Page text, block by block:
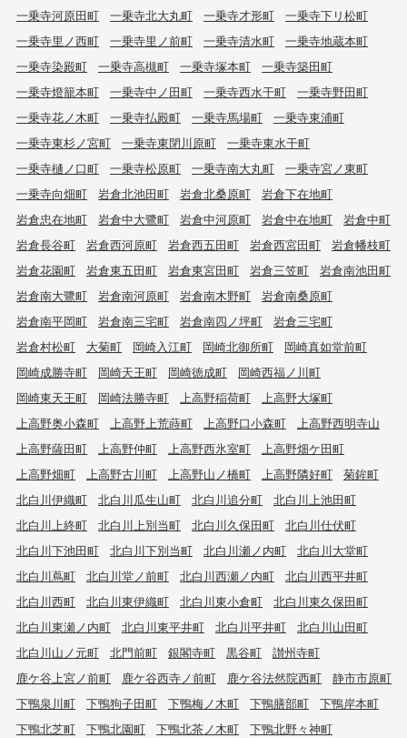
一乗寺河原田町 一乗寺北大丸町 一乗寺才形町
一乗寺下リ松町
一乗寺里ノ西町
一乗寺里ノ前町 一乗寺清水町
一乗寺地蔵本町
一乗寺染殿町
一乗寺高槻町 一乗寺塚本町
一乗寺築田町
一乗寺燈籠本町
一乗寺中ノ田町 一乗寺西水干町
一乗寺野田町
一乗寺花ノ木町
一乗寺払殿町 一乗寺馬場町
一乗寺東浦町
一乗寺東杉ノ宮町
一乗寺東閉川原町
一乗寺東水干町
一乗寺樋ノ口町
一乗寺松原町 一乗寺南大丸町
一乗寺宮ノ東町
一乗寺向畑町
岩倉北池田町 岩倉北桑原町
岩倉下在地町
岩倉忠在地町
岩倉中大鷺町 岩倉中河原町 岩倉中在地町
岩倉中町
岩倉長谷町
岩倉西河原町 岩倉西五田町 岩倉西宮田町
岩倉幡枝町
岩倉花園町
岩倉東五田町 岩倉東宮田町 岩倉三笠町
岩倉南池田町
岩倉南大鷺町
岩倉南河原町 岩倉南木野町
岩倉南桑原町
岩倉南平岡町
岩倉南三宅町 岩倉南四ノ坪町
岩倉三宅町
岩倉村松町
大菊町 岡崎入江町 岡崎北御所町
岡崎真如堂前町
岡崎成勝寺町
岡崎天王町 岡崎徳成町
岡崎西福ノ川町
岡崎東天王町
岡崎法勝寺町 上高野稲荷町
上高野大塚町
上高野奥小森町
上高野上荒蒔町 上高野口小森町
上高野西明寺山
上高野薩田町
上高野仲町 上高野西氷室町
上高野畑ケ田町
上高野畑町
上高野古川町 上高野山ノ橋町 上高野隣好町
菊鉾町
北白川伊織町
北白川瓜生山町 北白川追分町
北白川上池田町
北白川上終町
北白川上別当町 北白川久保田町
北白川仕伏町
北白川下池田町
北白川下別当町 北白川瀬ノ内町
北白川大堂町
北白川蔦町
北白川堂ノ前町 北白川西瀬ノ内町
北白川西平井町
北白川西町
北白川東伊織町 北白川東小倉町
北白川東久保田町
北白川東瀬ノ内町
北白川東平井町 北白川平井町
北白川山田町
北白川山ノ元町
北門前町 銀閣寺町 黒谷町
讃州寺町
鹿ケ谷上宮ノ前町
鹿ケ谷西寺ノ前町 鹿ケ谷法然院西町
静市市原町
下鴨泉川町
下鴨狗子田町 下鴨梅ノ木町 下鴨膳部町
下鴨岸本町
下鴨北芝町
下鴨北園町 下鴨北茶ノ木町
下鴨北野々神町